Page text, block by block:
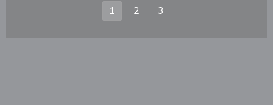
1 2 3